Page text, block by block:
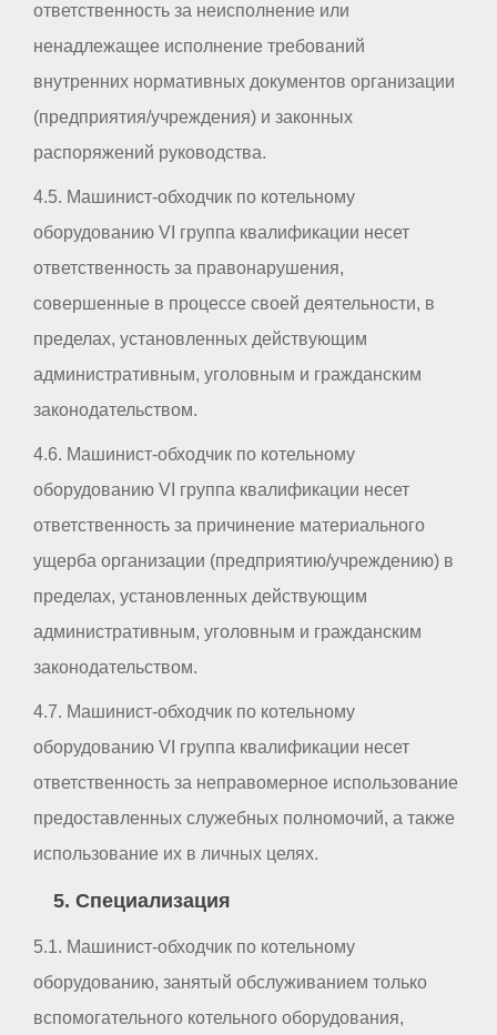
ответственность за неисполнение или
ненадлежащее исполнение требований
внутренних нормативных документов организации
(предприятия/учреждения) и законных
распоряжений руководства.
4.5. Машинист-обходчик по котельному
оборудованию VI группа квалификации несет
ответственность за правонарушения,
совершенные в процессе своей деятельности, в
пределах, установленных действующим
административным, уголовным и гражданским
законодательством.
4.6. Машинист-обходчик по котельному
оборудованию VI группа квалификации несет
ответственность за причинение материального
ущерба организации (предприятию/учреждению) в
пределах, установленных действующим
административным, уголовным и гражданским
законодательством.
4.7. Машинист-обходчик по котельному
оборудованию VI группа квалификации несет
ответственность за неправомерное использование
предоставленных служебных полномочий, а также
использование их в личных целях.
5. Специализация
5.1. Машинист-обходчик по котельному
оборудованию, занятый обслуживанием только
вспомогательного котельного оборудования,